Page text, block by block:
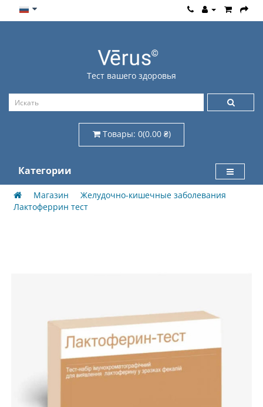
Тест вашего здоровья
Товары: 0(0.00 ₴)
Категории
Магазин
Желудочно-кишечные заболевания
Лактоферрин тест